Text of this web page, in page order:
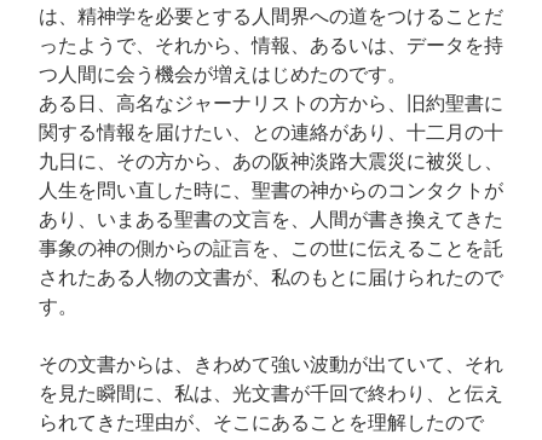
は、精神学を必要とする人間界への道をつけることだ
ったようで、それから、情報、あるいは、データを持
つ人間に会う機会が増えはじめたのです。
ある日、高名なジャーナリストの方から、旧約聖書に
関する情報を届けたい、との連絡があり、十二月の十
九日に、その方から、あの阪神淡路大震災に被災し、
人生を問い直した時に、聖書の神からのコンタクトが
あり、いまある聖書の文言を、人間が書き換えてきた
事象の神の側からの証言を、この世に伝えることを託
されたある人物の文書が、私のもとに届けられたので
す。
その文書からは、きわめて強い波動が出ていて、それ
を見た瞬間に、私は、光文書が千回で終わり、と伝え
られてきた理由が、そこにあることを理解したので